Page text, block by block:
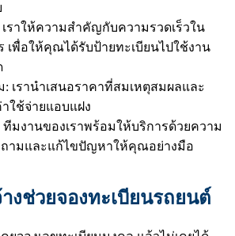
เราให้ความสำคัญกับความรวดเร็วใน
เพื่อให้คุณได้รับป้ายทะเบียนไปใช้งาน
: เรานำเสนอราคาที่สมเหตุสมผลและ
ใช้จ่ายแอบแฝง
ทีมงานของเราพร้อมให้บริการด้วยความ
ถามและแก้ไขปัญหาให้คุณอย่างมือ
งช่วยจองทะเบียนรถยนต์